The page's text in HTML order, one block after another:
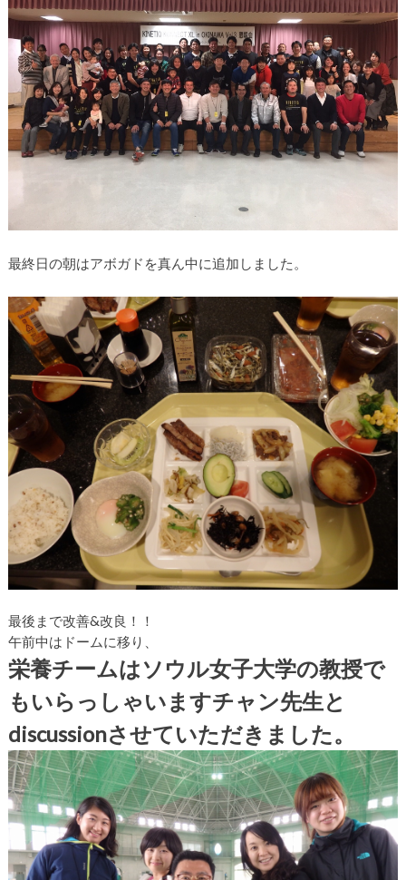
最終日の朝はアボガドを真ん中に追加しました。
最後まで改善&改良！！
午前中はドームに移り、
栄養チームはソウル女子大学の教授で
もいらっしゃいますチャン先生と
discussionさせていただきました。